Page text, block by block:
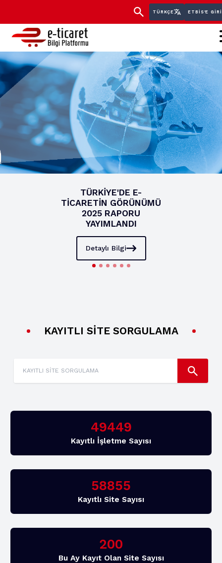
TÜRKÇE ETBİS'E
TÜRKİYE'DE E-
TİCARETİN GÖRÜNÜMÜ
2025 RAPORU
YAYIMLANDI
Detaylı Bilgi
KAYITLI SİTE SORGULAMA
49449
Kayıtlı İşletme Sayısı
58855
Kayıtlı Site Sayısı
200
Bu Ay Kayıt Olan Site Sayısı